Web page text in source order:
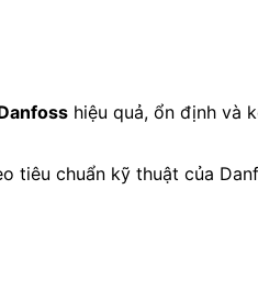
hiệu quả, ổn định và
tiêu chuẩn kỹ thuật của